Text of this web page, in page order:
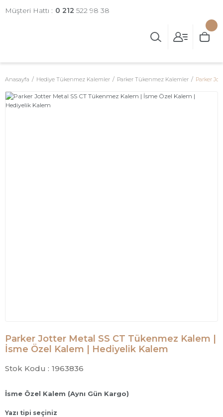
Müşteri Hattı : 0 212 522 98 38
Anasayfa Hediye Tükenmez Kalemler Parker Tükenmez Kalemler Parker
Parker Jotter Metal SS CT Tükenmez Kalem |
İsme Özel Kalem | Hediyelik Kalem
Stok Kodu : 1963836
İsme Özel Kalem (Aynı Gün Kargo)
Yazı tipi seçiniz